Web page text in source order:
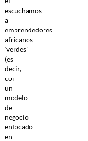
escuchamos
a
emprendedores
africanos
‘verdes’
(es
decir,
con
un
modelo
de
negocio
enfocado
en